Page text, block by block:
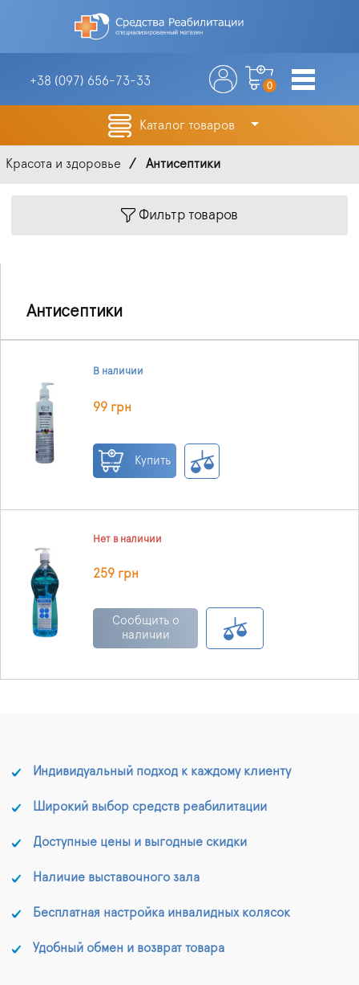
+38 (097) 656-73-33 0
Каталог товаров
Красота и здоровье Антисептики
Фильтр товаров
Антисептики
В наличии
99 грн
Купить
Нет в наличии
259 грн
Сообщить о
наличии
Индивидуальный подход к каждому клиенту
Широкий выбор средств реабилитации
Доступные цены и выгодные скидки
Наличие выставочного зала
Бесплатная настройка инвалидных колясок
Удобный обмен и возврат товара